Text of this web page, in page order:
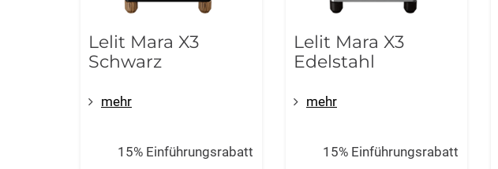
Lelit Mara X3
Schwarz
mehr
15% Einführungsrabatt
Lelit Mara X3
Edelstahl
mehr
15% Einführungsrabatt